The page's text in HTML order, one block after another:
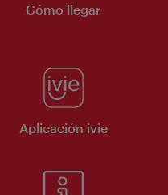
Cómo llegar
Aplicación ivie